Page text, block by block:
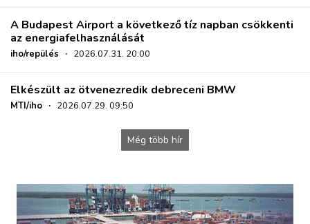
A Budapest Airport a következő tíz napban csökkenti
az energiafelhasználását
iho/repülés · 2026.07.31. 20:00
Elkészült az ötvenezredik debreceni BMW
MTI/iho · 2026.07.29. 09:50
Még több hír